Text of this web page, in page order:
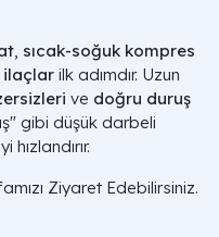
, sıcak-soğuk kompres
ilaçlar ilk adımdır. Uzun
ve doğru duruş
gibi düşük darbeli
Ziyaret Edebilirsiniz.